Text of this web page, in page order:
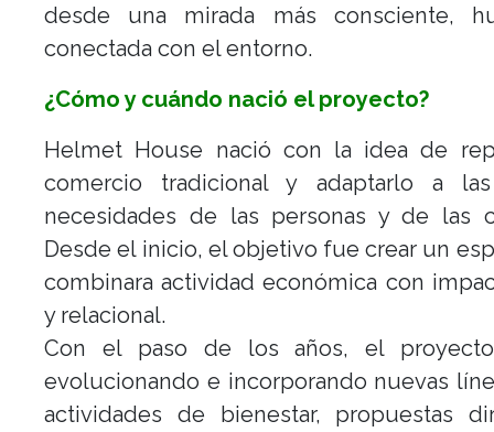
desde una mirada más consciente,
conectada con el entorno.
¿Cómo y cuándo nació el proyecto?
Helmet House nació con la idea de
comercio tradicional y adaptarlo a
necesidades de las personas y de las
Desde el inicio, el objetivo fue crear un
combinara actividad económica con
y relacional.
Con el paso de los años, el
evolucionando e incorporando nuevas
actividades de bienestar, propuestas